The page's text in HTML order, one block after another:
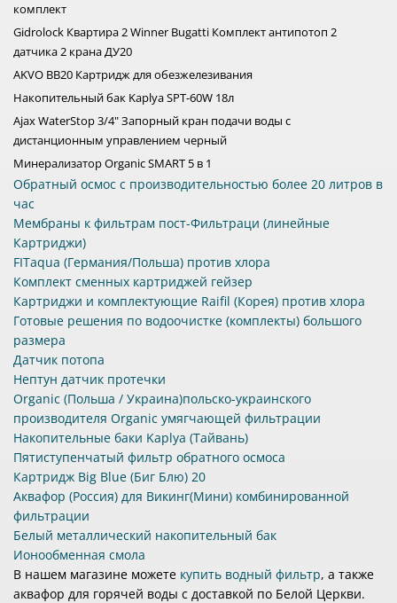
комплект
Gidrolock Квартира 2 Winner Bugatti Комплект антипотоп 2
датчика 2 крана ДУ20
AKVO BB20 Картридж для обезжелезивания
Накопительный бак Kaplya SPT-60W 18л
Ajax WaterStop 3/4" Запорный кран подачи воды с
дистанционным управлением черный
Минерализатор Organic SMART 5 в 1
Обратный осмос с производительностью более 20 литров в
час
Мембраны к фильтрам пост-Фильтраци (линейные
Картриджи)
FITaqua (Германия/Польша) против хлора
Комплект сменных картриджей гейзер
Картриджи и комплектующие Raifil (Корея) против хлора
Готовые решения по водоочистке (комплекты) большого
размера
Датчик потопа
Нептун датчик протечки
Organic (Польша / Украина)польско-украинского
производителя Organic умягчающей фильтрации
Накопительные баки Kaplya (Тайвань)
Пятиступенчатый фильтр обратного осмоса
Картридж Big Blue (Биг Блю) 20
Аквафор (Россия) для Викинг(Мини) комбинированной
фильтрации
Белый металлический накопительный бак
Ионообменная смола
В нашем магазине можете купить водный фильтр, а также
аквафор для горячей воды с доставкой по Белой Церкви.